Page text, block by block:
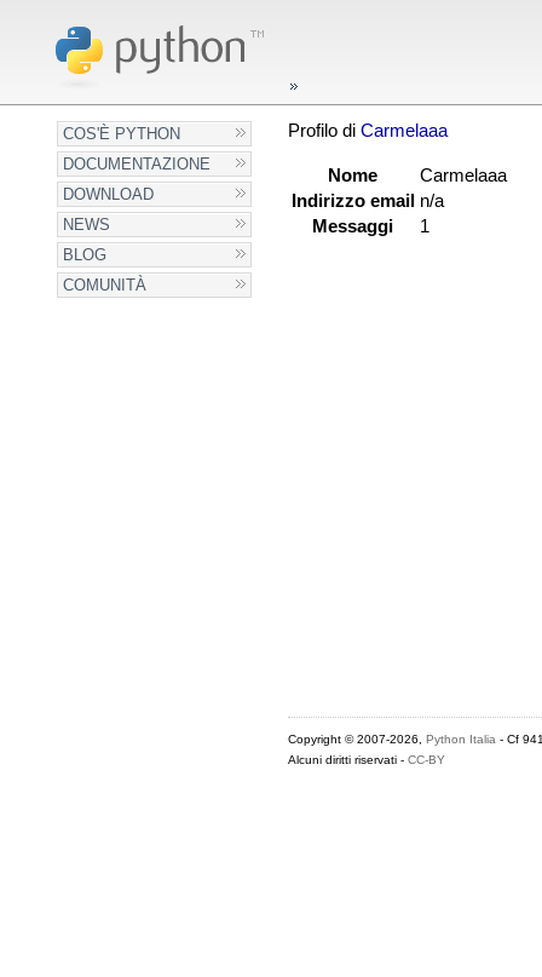
COS'È PYTHON
DOCUMENTAZIONE
DOWNLOAD
NEWS
BLOG
COMUNITÀ
Profilo di Carmelaaa
Nome
Carmelaaa
Indirizzo email n/a
Messaggi
1
Copyright © 2007-2026, Python Italia - Cf
Alcuni diritti riservati - CC-BY